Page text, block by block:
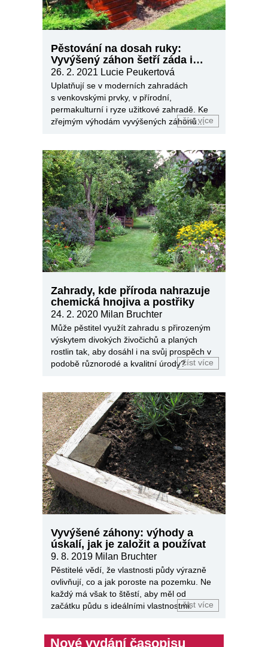
Pěstování na dosah ruky:
Vyvýšený záhon šetří záda i
vláhu
26. 2. 2021 Lucie Peukertová
Uplatňují se v moderních zahradách
s venkovskými prvky, v přírodní,
permakulturní i ryze užitkové zahradě. Ke
zřejmým výhodám vyvýšených záhonůčíst více
Zahrady, kde příroda nahrazuje
chemická hnojiva a postřiky
24. 2. 2020 Milan Bruchter
Může pěstitel využít zahradu s přirozeným
výskytem divokých živočichů a planých
rostlin tak, aby dosáhl i na svůj prospěch v
podobě různorodé a kvalitní úrody?číst více
Vyvýšené záhony: výhody a
úskalí, jak je založit a používat
9. 8. 2019 Milan Bruchter
Pěstitelé vědí, že vlastnosti půdy výrazně
ovlivňují, co a jak poroste na pozemku. Ne
každý má však to štěstí, aby měl od
začátku půdu s ideálními vlastnostmi.číst více
Nové vydání časopisu